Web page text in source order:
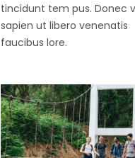
tincidunt tem pus. Donec
sapien ut libero venenatis
faucibus lore.